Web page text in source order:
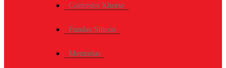
Controles Xhorse
Fundas Silicon
Memorias